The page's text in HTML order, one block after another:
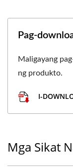
Pag-
Maligayang
ng produkto.
I-
Mga Sikat